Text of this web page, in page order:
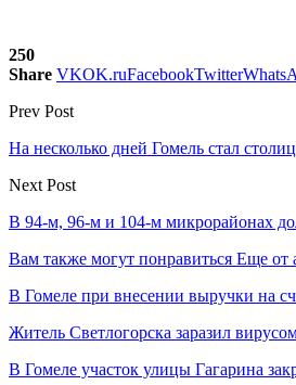
250
Share VKOK.ruFacebookTwitter
Prev Post
На несколько дней Гомель стал
Next Post
В 94-м, 96-м и 104-м микрорайонах
Вам также могут понравиться Еще от
В Гомеле при внесении выручки на
Житель Светлогорска заразил
В Гомеле участок улицы Гагарина